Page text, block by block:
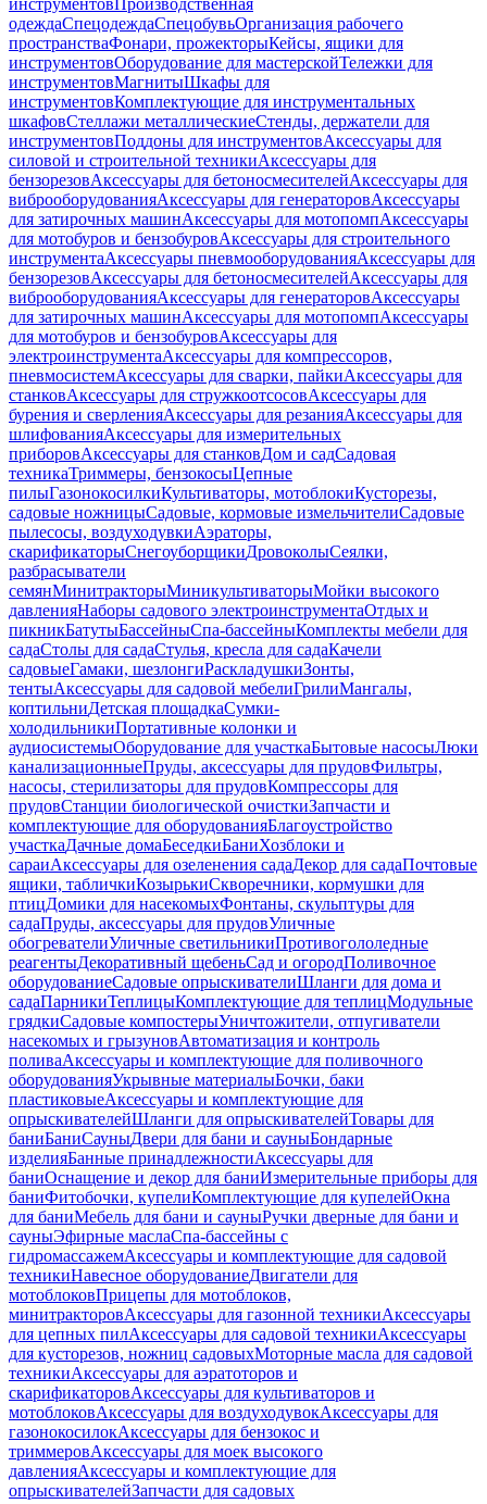
инструментовПроизводственная
одеждаСпецодеждаСпецобувьОрганизация рабочего
пространстваФонари, прожекторыКейсы, ящики для
инструментовОборудование для мастерскойТележки для
инструментовМагнитыШкафы для
инструментовКомплектующие для инструментальных
шкафовСтеллажи металлическиеСтенды, держатели для
инструментовПоддоны для инструментовАксессуары для
силовой и строительной техникиАксессуары для
бензорезовАксессуары для бетоносмесителейАксессуары для
виброоборудованияАксессуары для генераторовАксессуары
для затирочных машинАксессуары для мотопомпАксессуары
для мотобуров и бензобуровАксессуары для строительного
инструментаАксессуары пневмооборудованияАксессуары для
бензорезовАксессуары для бетоносмесителейАксессуары для
виброоборудованияАксессуары для генераторовАксессуары
для затирочных машинАксессуары для мотопомпАксессуары
для мотобуров и бензобуровАксессуары для
электроинструментаАксессуары для компрессоров,
пневмосистемАксессуары для сварки, пайкиАксессуары для
станковАксессуары для стружкоотсосовАксессуары для
бурения и сверленияАксессуары для резанияАксессуары для
шлифованияАксессуары для измерительных
приборовАксессуары для станковДом и садСадовая
техникаТриммеры, бензокосыЦепные
пилыГазонокосилкиКультиваторы, мотоблокиКусторезы,
садовые ножницыСадовые, кормовые измельчителиСадовые
пылесосы, воздуходувкиАэраторы,
скарификаторыСнегоуборщикиДровоколыСеялки,
разбрасыватели
семянМинитракторыМиникультиваторыМойки высокого
давленияНаборы садового электроинструментаОтдых и
пикникБатутыБассейныСпа-бассейныКомплекты мебели для
садаСтолы для садаСтулья, кресла для садаКачели
садовыеГамаки, шезлонгиРаскладушкиЗонты,
тентыАксессуары для садовой мебелиГрилиМангалы,
коптильниДетская площадкаСумки-
холодильникиПортативные колонки и
аудиосистемыОборудование для участкаБытовые насосыЛюки
канализационныеПруды, аксессуары для прудовФильтры,
насосы, стерилизаторы для прудовКомпрессоры для
прудовСтанции биологической очисткиЗапчасти и
комплектующие для оборудованияБлагоустройство
участкаДачные домаБеседкиБаниХозблоки и
сараиАксессуары для озеленения садаДекор для садаПочтовые
ящики, табличкиКозырькиСкворечники, кормушки для
птицДомики для насекомыхФонтаны, скульптуры для
садаПруды, аксессуары для прудовУличные
обогревателиУличные светильникиПротивогололедные
реагентыДекоративный щебеньСад и огородПоливочное
оборудованиеСадовые опрыскивателиШланги для дома и
садаПарникиТеплицыКомплектующие для теплицМодульные
грядкиСадовые компостерыУничтожители, отпугиватели
насекомых и грызуновАвтоматизация и контроль
поливаАксессуары и комплектующие для поливочного
оборудованияУкрывные материалыБочки, баки
пластиковыеАксессуары и комплектующие для
опрыскивателейШланги для опрыскивателейТовары для
баниБаниСауныДвери для бани и сауныБондарные
изделияБанные принадлежностиАксессуары для
баниОснащение и декор для баниИзмерительные приборы для
баниФитобочки, купелиКомплектующие для купелейОкна
для баниМебель для бани и сауныРучки дверные для бани и
сауныЭфирные маслаСпа-бассейны с
гидромассажемАксессуары и комплектующие для садовой
техникиНавесное оборудованиеДвигатели для
мотоблоковПрицепы для мотоблоков,
минитракторовАксессуары для газонной техникиАксессуары
для цепных пилАксессуары для садовой техникиАксессуары
для кусторезов, ножниц садовыхМоторные масла для садовой
техникиАксессуары для аэратоторов и
скарификаторовАксессуары для культиваторов и
мотоблоковАксессуары для воздуходувокАксессуары для
газонокосилокАксессуары для бензокос и
триммеровАксессуары для моек высокого
давленияАксессуары и комплектующие для
опрыскивателейЗапчасти для садовых